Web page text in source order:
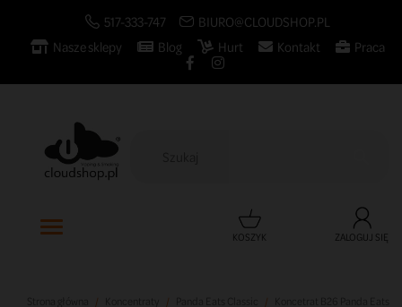
517-333-747
BIURO@CLOUDSHOP.PL
Nasze sklepy
Blog Hurt Kontakt Praca
KOSZYK ZALOGUJ SIĘ